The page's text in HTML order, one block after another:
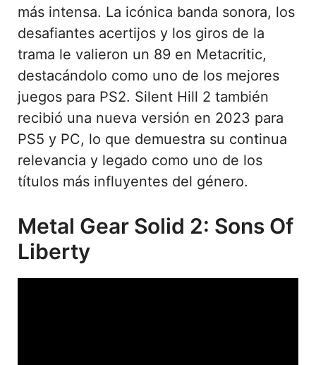
más intensa. La icónica banda sonora, los
desafiantes acertijos y los giros de la
trama le valieron un 89 en Metacritic,
destacándolo como uno de los mejores
juegos para PS2. Silent Hill 2 también
recibió una nueva versión en 2023 para
PS5 y PC, lo que demuestra su continua
relevancia y legado como uno de los
títulos más influyentes del género.
Metal Gear Solid 2: Sons Of
Liberty